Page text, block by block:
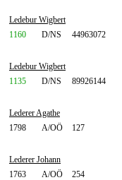
Ledebur Wigbert
1160
D/NS 44963072
Ledebur Wigbert
1135
D/NS 89926144
Lederer Agathe
1798
A/OÖ 127
Lederer Johann
1763
A/OÖ 254